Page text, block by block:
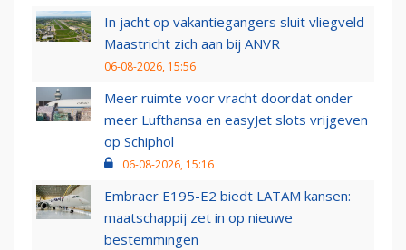
In jacht op vakantiegangers sluit vliegveld
Maastricht zich aan bij ANVR
06-08-2026, 15:56
Meer ruimte voor vracht doordat onder
meer Lufthansa en easyJet slots vrijgeven
op Schiphol
06-08-2026, 15:16
Embraer E195-E2 biedt LATAM kansen:
maatschappij zet in op nieuwe
bestemmingen